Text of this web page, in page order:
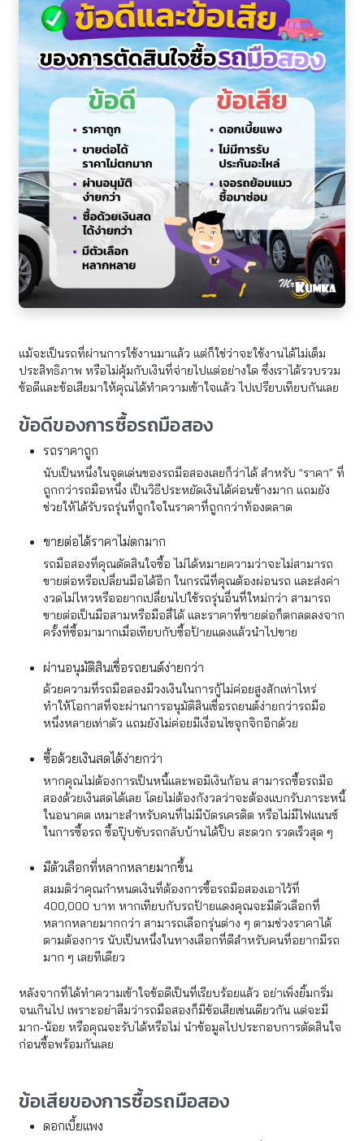
แม้จะเป็นรถที่ผ่านการใช้งานมาแล้ว แต่ก็ใช่ว่าจะใช้งานได้ไม่เต็ม
ประสิทธิภาพ หรือไม่คุ้มกับเงินที่จ่ายไปแต่อย่างใด ซึ่งเราได้รวบรวม
ข้อดีและข้อเสียมาให้คุณได้ทำความเข้าใจแล้ว ไปเปรียบเทียบกันเลย
ข้อดีของการซื้อรถมือสอง
รถราคาถูก
นับเป็นหนึ่งในจุดเด่นของรถมือสองเลยก็ว่าได้ สำหรับ “ราคา” ที่
ถูกกว่ารถมือหนึ่ง เป็นวิธีประหยัดเงินได้ค่อนข้างมาก แถมยัง
ช่วยให้ได้รับรถรุ่นที่ถูกใจในราคาที่ถูกกว่าท้องตลาด
ขายต่อได้ราคาไม่ตกมาก
รถมือสองที่คุณตัดสินใจซื้อ ไม่ได้หมายความว่าจะไม่สามารถ
ขายต่อหรือเปลี่ยนมือได้อีก ในกรณีที่คุณต้องผ่อนรถ และส่งค่า
งวดไม่ไหวหรืออยากเปลี่ยนไปใช้รถรุ่นอื่นที่ใหม่กว่า สามารถ
ขายต่อเป็นมือสามหรือมือสี่ได้ และราคาที่ขายต่อก็ตกลดลงจาก
ครั้งที่ซื้อมามากเมื่อเทียบกับซื้อป้ายแดงแล้วนำไปขาย
ผ่านอนุมัติสินเชื่อรถยนต์ง่ายกว่า
ด้วยความที่รถมือสองมีวงเงินในการกู้ไม่ค่อยสูงสักเท่าไหร่
ทำให้โอกาสที่จะผ่านการอนุมัติสินเชื่อรถยนต์ง่ายกว่ารถมือ
หนึ่งหลายเท่าตัว แถมยังไม่ค่อยมีเงื่อนไขจุกจิกอีกด้วย
ซื้อด้วยเงินสดได้ง่ายกว่า
หากคุณไม่ต้องการเป็นหนี้และพอมีเงินก้อน สามารถซื้อรถมือ
สองด้วยเงินสดได้เลย โดยไม่ต้องกังวลว่าจะต้องแบกรับภาระหนี้
ในอนาคต เหมาะสำหรับคนที่ไม่มีบัตรเครดิต หรือไม่มีไฟแนนซ์
ในการซื้อรถ ซื้อปุ๊บขับรถกลับบ้านได้ปั๊บ สะดวก รวดเร็วสุด ๆ
มีตัวเลือกที่หลากหลายมากขึ้น
สมมติว่าคุณกำหนดเงินที่ต้องการซื้อรถมือสองเอาไว้ที่
400,000 บาท หากเทียบกับรถป้ายแดงคุณจะมีตัวเลือกที่
หลากหลายมากกว่า สามารถเลือกรุ่นต่าง ๆ ตามช่วงราคาได้
ตามต้องการ นับเป็นหนึ่งในทางเลือกที่ดีสำหรับคนที่อยากมีรถ
มาก ๆ เลยทีเดียว
หลังจากที่ได้ทำความเข้าใจข้อดีเป็นที่เรียบร้อยแล้ว อย่าเพิ่งยิ้มกริ่ม
จนเกินไป เพราะอย่าลืมว่ารถมือสองก็มีข้อเสียเช่นเดียวกัน แต่จะมี
มาก-น้อย หรือคุณจะรับได้หรือไม่ นำข้อมูลไปประกอบการตัดสินใจ
ก่อนซื้อพร้อมกันเลย
ข้อเสียของการซื้อรถมือสอง
ดอกเบี้ยแพง